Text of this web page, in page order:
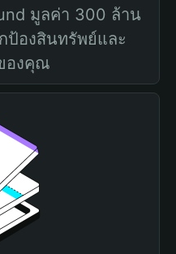
มูลค่า 300 ล้าน
ป้องสินทรัพย์และ
องคุณ